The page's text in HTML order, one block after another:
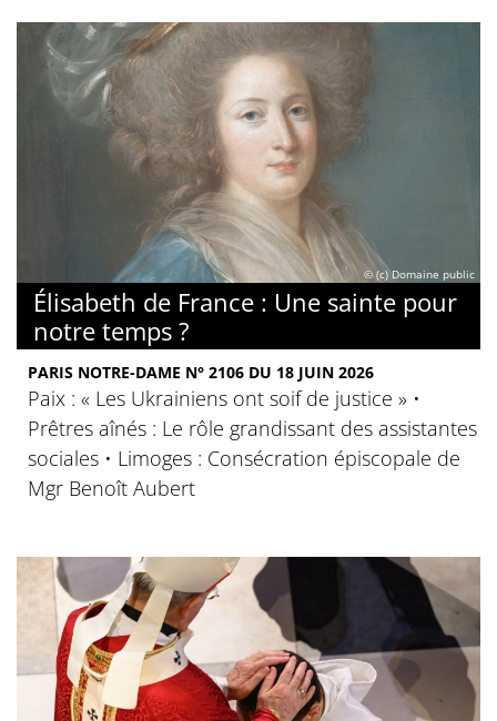
© (c) Domaine public
Élisabeth de France : Une sainte pour
notre temps ?
PARIS NOTRE-DAME N° 2106 DU 18 JUIN 2026
Paix : « Les Ukrainiens ont soif de justice » •
Prêtres aînés : Le rôle grandissant des assistantes
sociales • Limoges : Consécration épiscopale de
Mgr Benoît Aubert